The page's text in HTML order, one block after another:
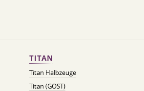
TITAN
Titan Halbzeuge
Titan (GOST)